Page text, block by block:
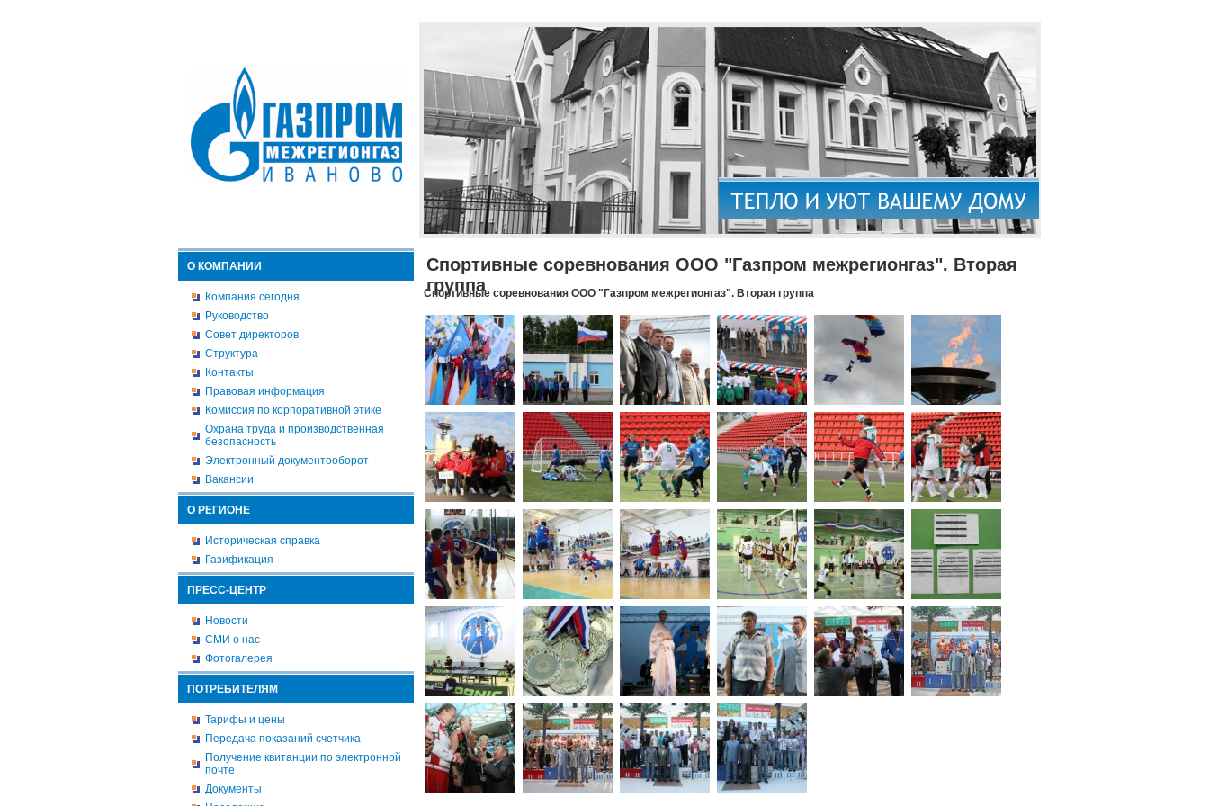
О КОМПАНИИ
Компания сегодня
Руководство
Совет директоров
Структура
Контакты
Правовая информация
Комиссия по корпоративной этике
Охрана труда и производственная
безопасность
Электронный документооборот
Вакансии
О РЕГИОНЕ
Историческая справка
Газификация
ПРЕСС-ЦЕНТР
Новости
СМИ о нас
Фотогалерея
ПОТРЕБИТЕЛЯМ
Тарифы и цены
Передача показаний счетчика
Получение квитанции по электронной
почте
Документы
Спортивные соревнования ООО "Газпром межрегионгаз". Вторая
группа
Спортивные соревнования ООО "Газпром межрегионгаз". Вторая группа